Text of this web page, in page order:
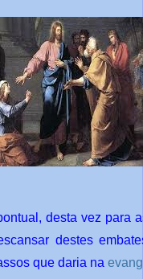
desta vez para
destes
que daria na